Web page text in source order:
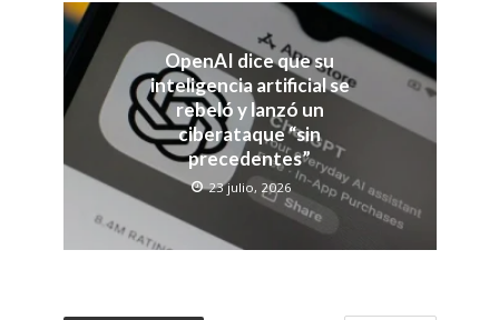
OpenAI dice que su
inteligencia artificial se
rebeló y lanzó un
ciberataque “sin
precedentes”
23 julio, 2026